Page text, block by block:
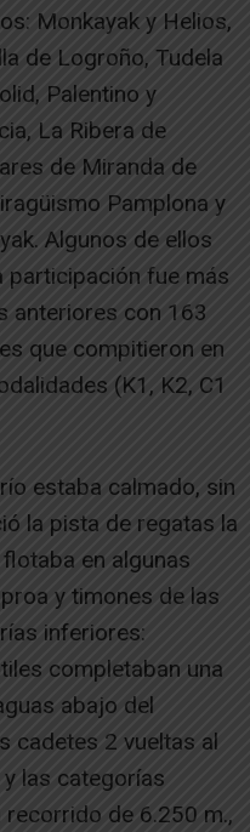
Monkayak y Helios,
de Logroño, Tudela
Palentino y
La Ribera de
de Miranda de
Pamplona y
Algunos de ellos
participación fue más
anteriores con 163
que compitieron en
(K1, K2, C1
estaba calmado, sin
la pista de regatas la
en algunas
y timones de las
inferiores:
completaban una
abajo del
cadetes 2 vueltas al
las categorías
de 6.250 m.,